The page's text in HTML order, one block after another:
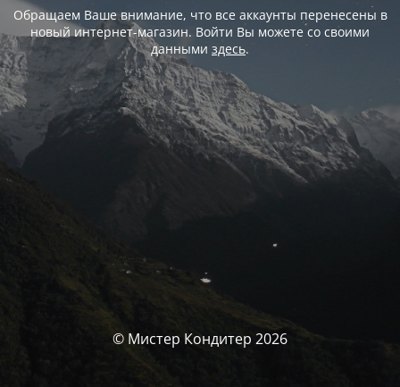
Обращаем Ваше внимание, что все аккаунты перенесены в
новый интернет-магазин. Войти Вы можете со своими
данными здесь.
© Мистер Кондитер 2026